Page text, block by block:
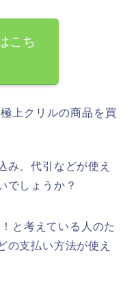
こち
上クリルの商品を買
み、代引などが使え
でしょうか？
と考えている人のた
の支払い方法が使え